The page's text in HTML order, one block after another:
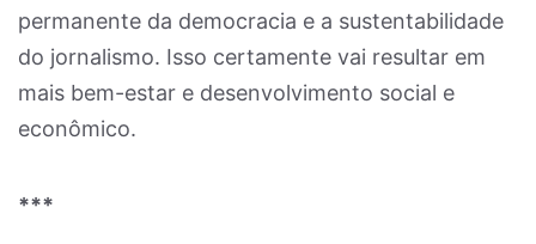
permanente da democracia e a sustentabilidade
do jornalismo. Isso certamente vai resultar em
mais bem-estar e desenvolvimento social e
econômico.
***